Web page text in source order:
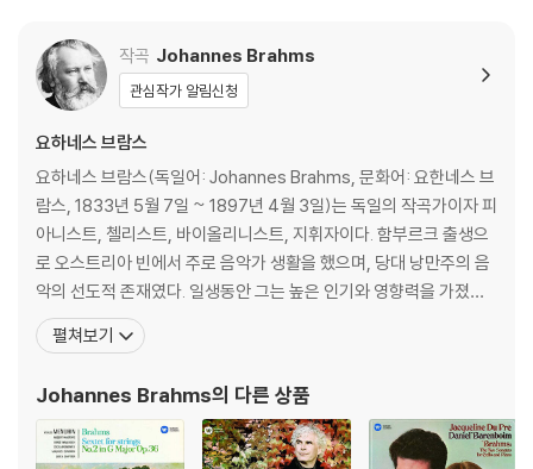
작곡 Johannes Brahms
관심작가 알림신청
요하네스 브람스
요하네스 브람스(독일어: Johannes Brahms, 문화어: 요한네스 브
람스, 1833년 5월 7일 ~ 1897년 4월 3일)는 독일의 작곡가이자 피
아니스트, 첼리스트, 바이올리니스트, 지휘자이다. 함부르크 출생으
로 오스트리아 빈에서 주로 음악가 생활을 했으며, 당대 낭만주의 음
악의 선도적 존재였다. 일생동안 그는 높은 인기와 영향력을 가졌으
며, 19세기 지휘자 한스 폰 뷜로에 따르면 그를 요한 제바스티안 바
흐, 루트비히 판 베토벤과 더불어 "3B"로 칭하기도 했다고 한다. 브람
니스트로서 그는 여러 자
펼쳐보기
Johannes Brahms의 다른 상품